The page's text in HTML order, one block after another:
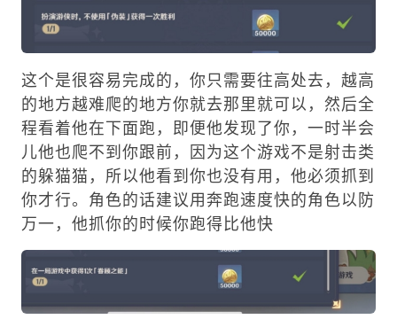
这个是很容易完成的，你只需要往高处去，越高
的地方越难爬的地方你就去那里就可以，然后全
程看着他在下面跑，即便他发现了你，一时半会
儿他也爬不到你跟前，因为这个游戏不是射击类
的躲猫猫，所以他看到你也没有用，他必须抓到
你才行。角色的话建议用奔跑速度快的角色以防
万一，他抓你的时候你跑得比他快